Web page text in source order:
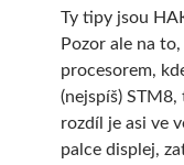
Ty tipy jsou
Pozor ale na
procesorem,
(nejspíš)
rozdíl je asi ve
palce displej,